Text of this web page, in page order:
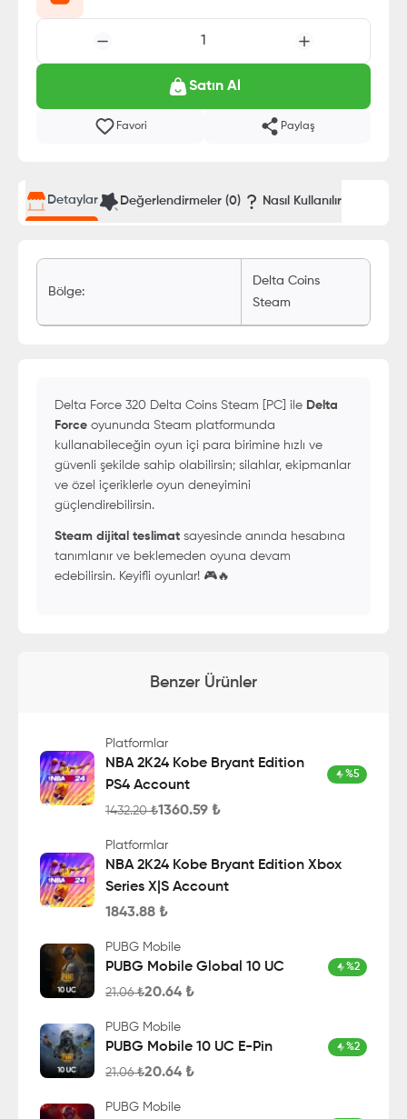
1
Satın Al
Favori Paylaş
Detaylar Değerlendirmeler (0) Nasıl Kullanılır
Bölge:
Delta Coins
Steam
Delta Force 320 Delta Coins Steam [PC] ile Delta
Force oyununda Steam platformunda
kullanabileceğin oyun içi para birimine hızlı ve
güvenli şekilde sahip olabilirsin; silahlar, ekipmanlar
ve özel içeriklerle oyun deneyimini
güçlendirebilirsin.
Steam dijital teslimat sayesinde anında hesabına
tanımlanır ve beklemeden oyuna devam
edebilirsin. Keyifli oyunlar! 🎮🔥
Benzer Ürünler
Platformlar
NBA 2K24 Kobe Bryant Edition
PS4 Account
%5
1432.20₺1360.59 ₺
Platformlar
NBA 2K24 Kobe Bryant Edition Xbox
Series X|S Account
1843.88 ₺
PUBG Mobile
PUBG Mobile Global 10 UC %2
21.06₺20.64 ₺
PUBG Mobile
PUBG Mobile 10 UC E-Pin %2
21.06₺20.64 ₺
PUBG Mobile